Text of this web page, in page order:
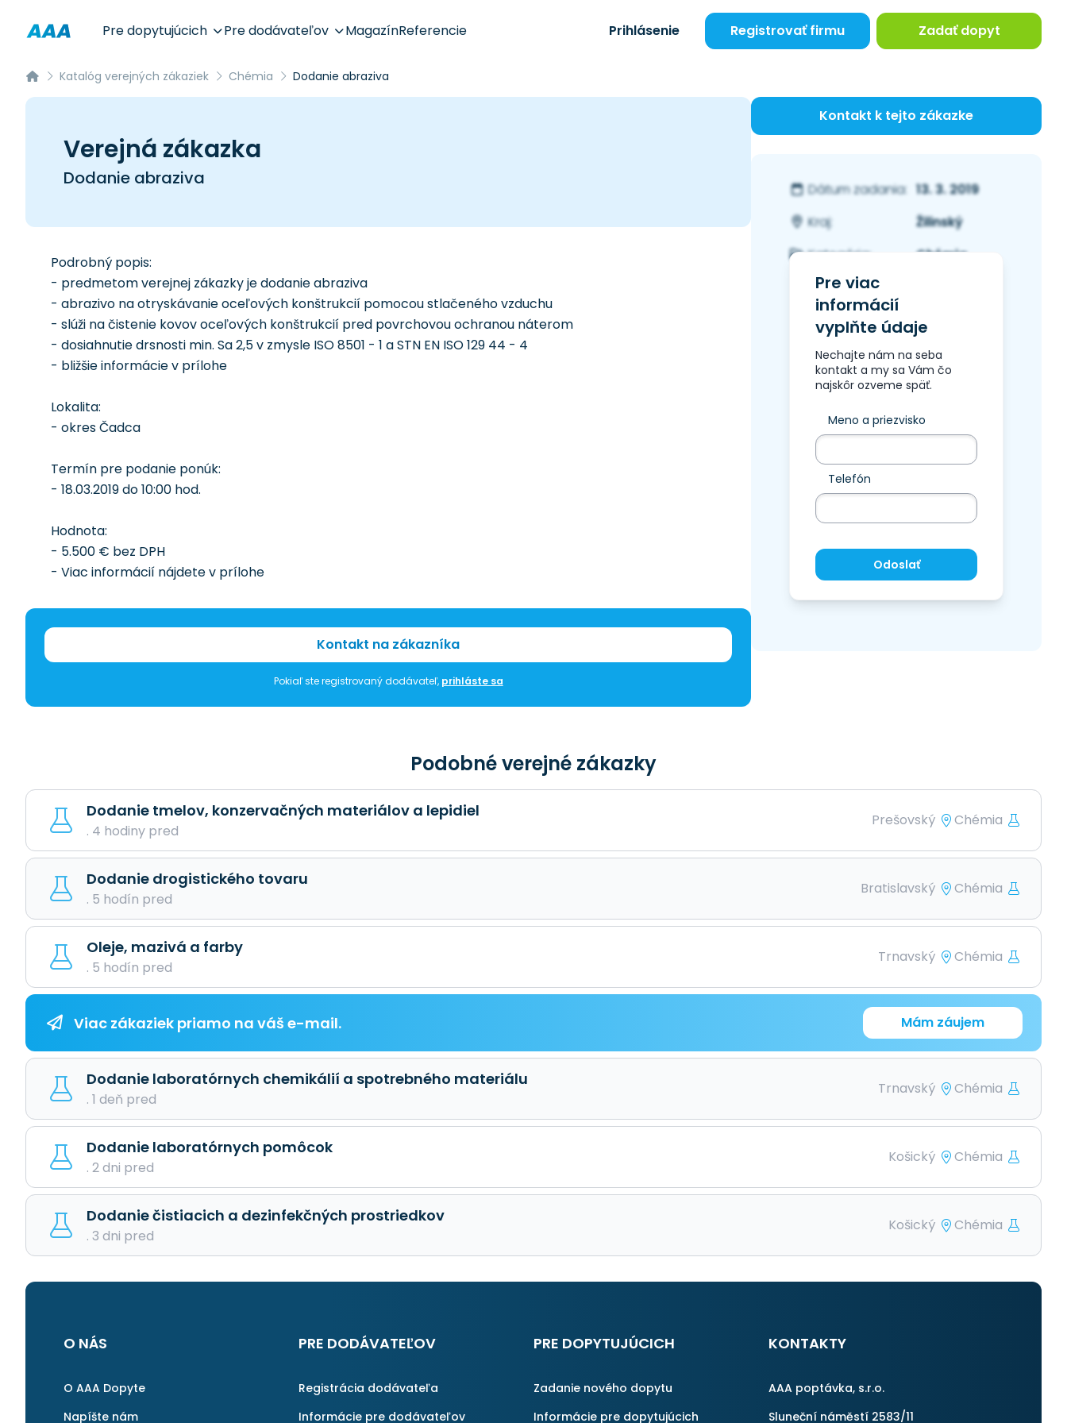
Pre dopytujúcich Pre dodávateľov MagazínReferencie Prihlásenie Registrovať firmu Zadať dopyt
Katalóg verejných zákaziek Chémia Dodanie abraziva
Verejná zákazka
Dodanie abraziva
Podrobný popis:
- predmetom verejnej zákazky je dodanie abraziva
- abrazivo na otryskávanie oceľových konštrukcií pomocou stlačeného vzduchu
- slúži na čistenie kovov oceľových konštrukcií pred povrchovou ochranou náterom
- dosiahnutie drsnosti min. Sa 2,5 v zmysle ISO 8501 - 1 a STN EN ISO 129 44 - 4
- bližšie informácie v prílohe
Lokalita:
- okres Čadca
Termín pre podanie ponúk:
- 18.03.2019 do 10:00 hod.
Hodnota:
- 5.500 € bez DPH
- Viac informácií nájdete v prílohe
Kontakt na zákazníka
Pokiaľ ste registrovaný dodávateľ, prihláste sa
Kontakt k tejto zákazke
Dátum zadania: 13. 3. 2019
Kraj:
Žilinský
Kategória:
Chémia
Pre viac
informácií
vyplňte údaje
Nechajte nám na seba
kontakt a my sa Vám čo
najskôr ozveme späť.
Meno a priezvisko
Telefón
Odoslať
Podobné verejné zákazky
Dodanie tmelov, konzervačných materiálov a lepidiel
. 4 hodiny pred
Prešovský Chémia
Dodanie drogistického tovaru
. 5 hodín pred
Bratislavský Chémia
Oleje, mazivá a farby
. 5 hodín pred
Trnavský Chémia
Viac zákaziek priamo na váš e-mail. Mám záujem
Dodanie laboratórnych chemikálií a spotrebného materiálu
. 1 deň pred
Trnavský Chémia
Dodanie laboratórnych pomôcok
. 2 dni pred
Košický Chémia
Dodanie čistiacich a dezinfekčných prostriedkov
. 3 dni pred
Košický Chémia
O NÁS
O AAA Dopyte
Napíšte nám
PRE DODÁVATEĽOV
Registrácia dodávateľa
Informácie pre dodávateľov
PRE DOPYTUJÚCICH
Zadanie nového dopytu
Informácie pre dopytujúcich
KONTAKTY
AAA poptávka, s.r.o.
Sluneční náměstí 2583/11